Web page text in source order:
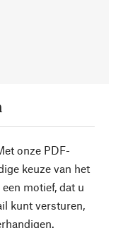
onze PDF-
keuze van het
motief, dat u
kunt versturen,